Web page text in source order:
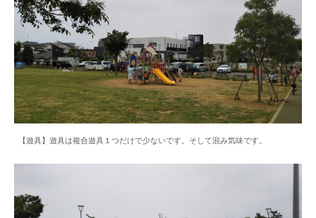
【遊具】遊具は複合遊具１つだけで少ないです。そして混み気味です。